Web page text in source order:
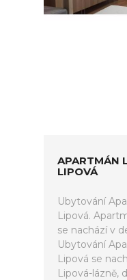
APARTMÁN
LIPOVÁ
Ubytování
Lipová.
se nachází v
Ubytování
Lipová se
Lipová-lázně,